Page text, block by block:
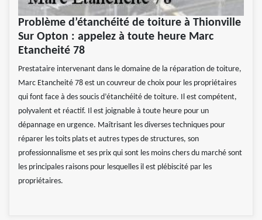
Problème d’étanchéité de toiture à Thionville
Sur Opton : appelez à toute heure Marc
Etancheité 78
Prestataire intervenant dans le domaine de la réparation de toiture,
Marc Etancheité 78 est un couvreur de choix pour les propriétaires
qui font face à des soucis d’étanchéité de toiture. Il est compétent,
polyvalent et réactif. Il est joignable à toute heure pour un
dépannage en urgence. Maîtrisant les diverses techniques pour
réparer les toits plats et autres types de structures, son
professionnalisme et ses prix qui sont les moins chers du marché sont
les principales raisons pour lesquelles il est plébiscité par les
propriétaires.